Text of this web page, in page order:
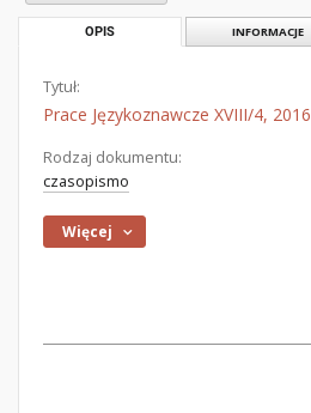
OPIS INFORMACJE
Tytuł:
Prace Językoznawcze XVIII/4, 2016
Rodzaj dokumentu:
czasopismo
Więcej